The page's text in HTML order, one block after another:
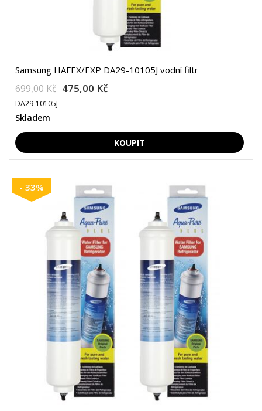
Samsung HAFEX/EXP DA29-10105J vodní filtr
699,00 Kč 475,00 Kč
DA29-10105J
Skladem
- 33%